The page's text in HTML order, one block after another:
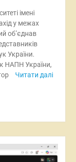
імені
у межах
об’єднав
України.
НАПН України,
Читати далі